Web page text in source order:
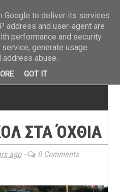
ΣΤΑ ΌΧΘΙΑ
ago- 0 Comments
Google to deliver its services
address and user-agent are
performance and security
generate usage
abuse.
GOT IT